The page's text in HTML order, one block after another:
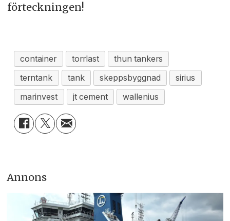
förteckningen!
container torrlast
thun tankers
terntank
tank skeppsbyggnad
sirius
marinvest
jt cement wallenius
Annons